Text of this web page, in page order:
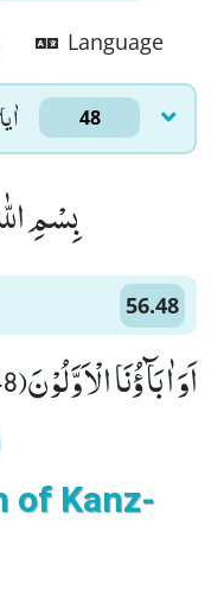
Language
48
بِسْمِ
56.48
اَوَ اٰبَآؤُنَا الْاَوَّلُوْنَ(48)
of Kanz-